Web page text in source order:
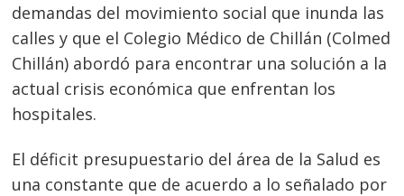
demandas del movimiento social que inunda las
calles y que el Colegio Médico de Chillán (Colmed
Chillán) abordó para encontrar una solución a la
actual crisis económica que enfrentan los
hospitales.
El déficit presupuestario del área de la Salud es
una constante que de acuerdo a lo señalado por